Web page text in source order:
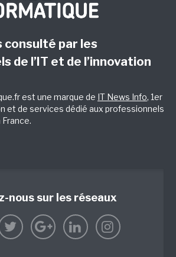
consulté par les
de l’IT et de l’innovation
est une marque de IT News Info, 1er
et de services dédié aux professionnels
nous sur les réseaux